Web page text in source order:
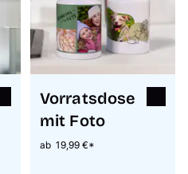
Vorratsdose
mit Foto
ab 19,99 €*